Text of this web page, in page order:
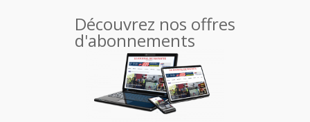
Découvrez nos offres
d'abonnements